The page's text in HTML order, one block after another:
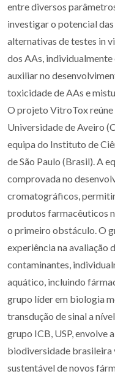
entre diversos
investigar o potencial
alternativas de testes in
dos AAs, individualmente
auxiliar no
toxicidade de AAs e
O projeto VitroTox reúne
Universidade de Aveiro
equipa do Instituto de
de São Paulo (Brasil). A
comprovada no
cromatográficos,
produtos farmacêuticos
o primeiro obstáculo. O
experiência na avaliação
contaminantes,
aquático, incluindo
grupo líder em biologia
transdução de sinal a
grupo ICB, USP, envolve
biodiversidade brasileira
sustentável de novos